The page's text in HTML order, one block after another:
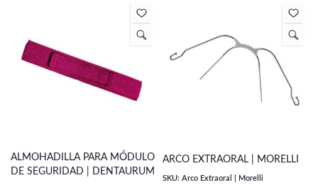
ALMOHADILLA PARA MÓDULO
DE SEGURIDAD | DENTAURUM
ARCO EXTRAORAL | MORELLI
SKU: Arco Extraoral | Morelli